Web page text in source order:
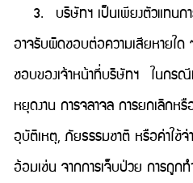
3. บริษัทฯ เป็นเพียงตัวแทนกา
อาจรับผิดชอบต่อความเสียหายใ
ชอบของเจ้าหน้าที่บริษัทฯ ในกร
หยุดงาน การจลาจล การยกเลิกหรื
อุบัติเหตุ, ภัยธรรมชาติ หรือค่าใช้จ่
อ้อมเช่น จากการเจ็บป่วย การถู